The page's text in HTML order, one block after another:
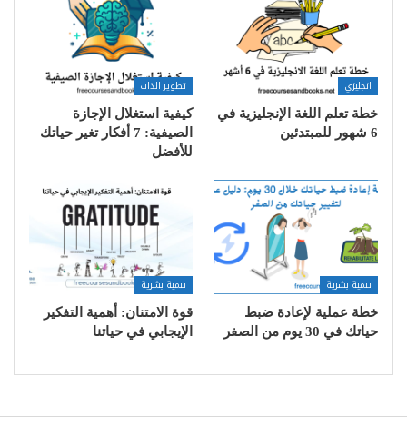
انجليزي
خطة تعلم اللغة الإنجليزية في
6 شهور للمبتدئين
تطوير الذات
كيفية استغلال الإجازة
الصيفية: 7 أفكار تغير حياتك
للأفضل
تنمية بشرية
خطة عملية لإعادة ضبط
حياتك في 30 يوم من الصفر
تنمية بشرية
قوة الامتنان: أهمية التفكير
الإيجابي في حياتنا